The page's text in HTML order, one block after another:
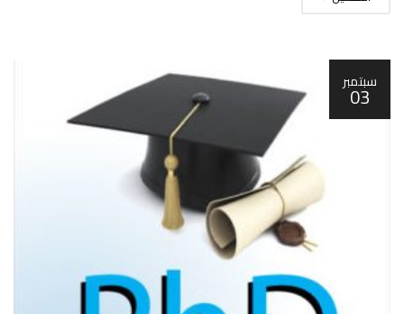
سبتمبر
03